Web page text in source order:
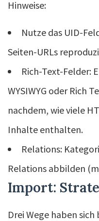
Hinweise:
Nutze das UID-
Seiten-URLs
Rich-Text-Felder:
WYSIWYG oder Rich
nachdem, wie viele
Inhalte enthalten.
Relations:
Relations abbilden
Import:
Drei Wege haben